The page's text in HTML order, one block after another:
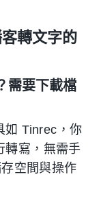
轉文字的
需要下載檔
如 Tinrec，你
轉寫，無需手
空間與操作